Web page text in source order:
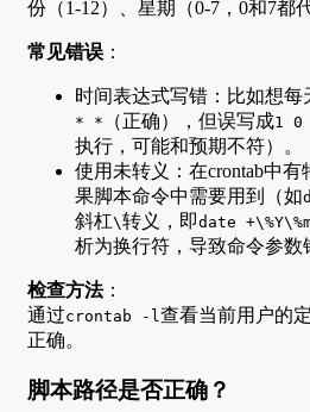
份（1-12）、星期（0-7，0和7都
常见错误 ：
时间表达式写错：比如想
* *
（正确），但误写成1
执行，可能和预期不符）。
使用未转义：在crontab中
果脚本命令中需要用到（如
斜杠\转义，即date
析为换行符，导致命令参数
检查方法：
通过crontab -l 查看当前用户的
正确。
脚本路径是否正确？